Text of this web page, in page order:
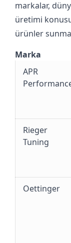
markalar,
üretimi
ürünler
Marka
APR
Rieger
Tuning
Oettinger